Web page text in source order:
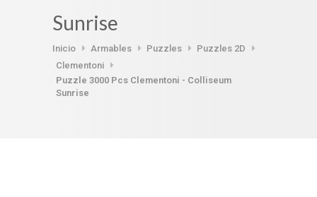
Sunrise
Inicio Armables Puzzles
Puzzles 2D
Clementoni
Puzzle 3000 Pcs Clementoni - Colliseum
Sunrise